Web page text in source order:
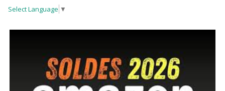
Select Language ▼